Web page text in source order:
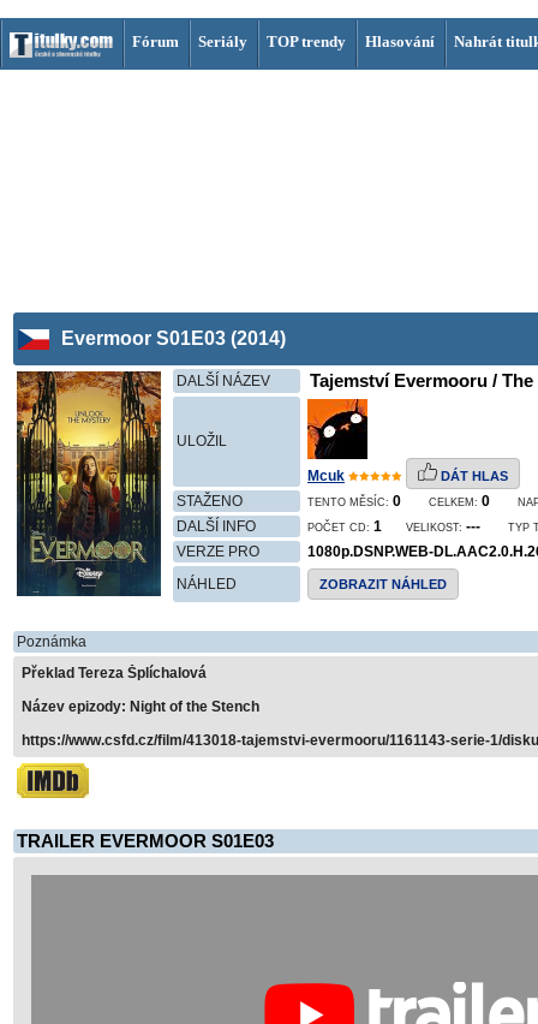
Fórum Seriály TOP trendy Hlasování Nahrát
Evermoor S01E03 (2014)
DALŠÍ NÁZEV Tajemství Evermooru /
ULOŽIL
Mcuk DÁT HLAS
STAŽENO TENTO MĚSÍC: 0 CELKEM: 0
DALŠÍ INFO POČET CD: 1 VELIKOST: --- TYP
VERZE PRO
1080p.DSNP.WEB-
NÁHLED
ZOBRAZIT NÁHLED
Poznámka
Překlad Tereza Šplíchalová
Název epizody: Night of the Stench
https://www.csfd.cz/film/413018-tajemstvi-evermooru/1161143-serie-1/
TRAILER EVERMOOR S01E03